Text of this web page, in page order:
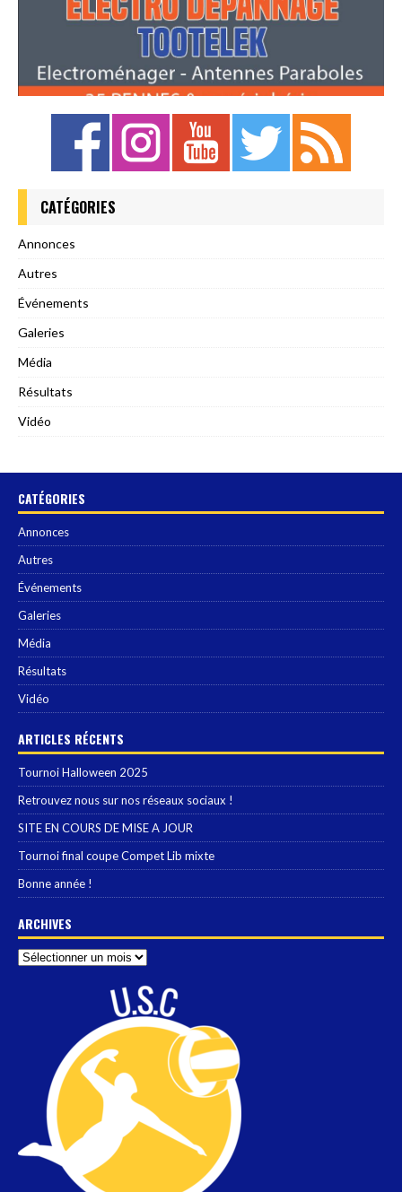
CATÉGORIES
Annonces
Autres
Événements
Galeries
Média
Résultats
Vidéo
CATÉGORIES
Annonces
Autres
Événements
Galeries
Média
Résultats
Vidéo
ARTICLES RÉCENTS
Tournoi Halloween 2025
Retrouvez nous sur nos réseaux sociaux !
SITE EN COURS DE MISE A JOUR
Tournoi final coupe Compet Lib mixte
Bonne année !
ARCHIVES